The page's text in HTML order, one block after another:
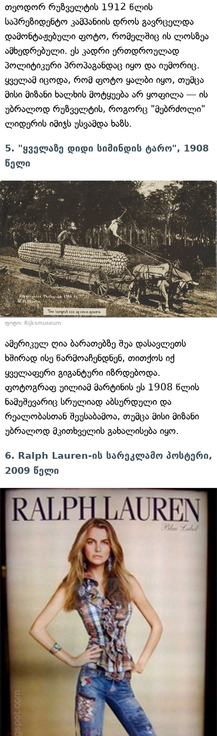
თეოდორ რუზველტის 1912 წლის
საპრეზიდენტო კამპანიის დროს გავრცელდა
დამონტაჟებული ფოტო, რომელშიც ის ლოსზეა
ამხედრებული. ეს კადრი ერთდროულად
პოლიტიკური პროპაგანდაც იყო და იუმორიც.
ყველამ იცოდა, რომ ფოტო ყალბი იყო, თუმცა
მისი მიზანი ხალხის მოტყუება არ ყოფილა — ის
უბრალოდ რუზველტის, როგორც "მებრძოლი"
ლიდერის იმიჯს უსვამდა ხაზს.
5. "ყველაზე დიდი სიმინდის ტარო", 1908
წელი
ფოტო: Rijksmuseum
ამერიკულ ღია ბარათებზე შუა დასავლეთს
ხშირად ისე წარმოაჩენდნენ, თითქოს იქ
ყველაფერი გიგანტური იზრდებოდა.
ფოტოგრაფ უილიამ მარტინის ეს 1908 წლის
ნამუშევარიც სრულიად აბსურდული და
რეალობასთან შეუსაბამოა, თუმცა მისი მიზანი
უბრალოდ მკითხველის გახალისება იყო.
6. Ralph Lauren-ის სარეკლამო პოსტერი,
2009 წელი